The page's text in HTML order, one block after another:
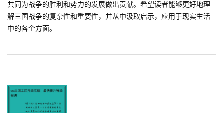
共同为战争的胜利和势力的发展做出贡献。希望读者能够更好地理
解三国战争的复杂性和重要性，并从中汲取启示，应用于现实生活
中的各个方面。